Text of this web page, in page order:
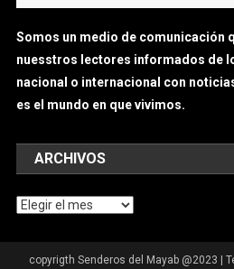
Somos un medio de comunicación
nuesstros lectores informados de
nacional o internacional con
es el mundo en que vivimos.
ARCHIVOS
Archivos
copyrigth Senderos del Mayab @2023